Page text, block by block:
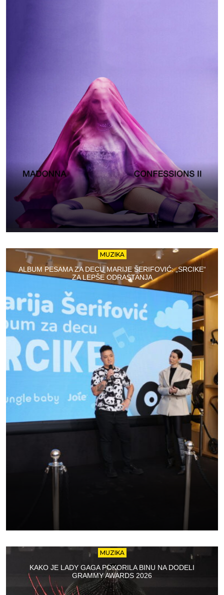
MUZIKA
ALBUM PESAMA ZA DECU MARIJE ŠERIFOVIĆ: „SRCIKE“
ZA LEPŠE ODRASTANJA
MUZIKA
KAKO JE LADY GAGA POKORILA BINU NA DODELI
GRAMMY AWARDS 2026